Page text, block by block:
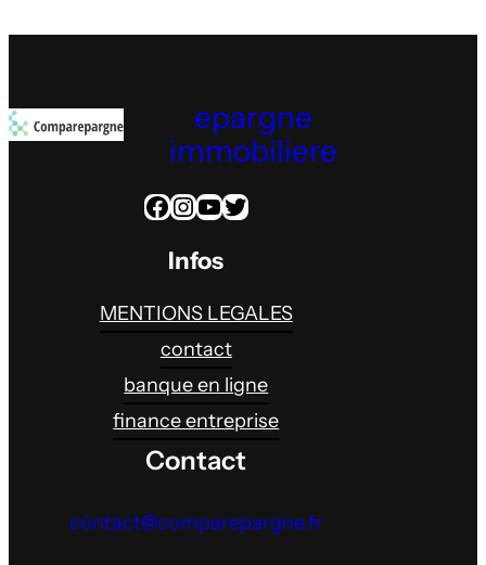
epargne
immobiliere
Facebook InstagramYouTube Twitter
Infos
MENTIONS LEGALES
contact
banque en ligne
finance entreprise
Contact
contact@comparepargne.fr